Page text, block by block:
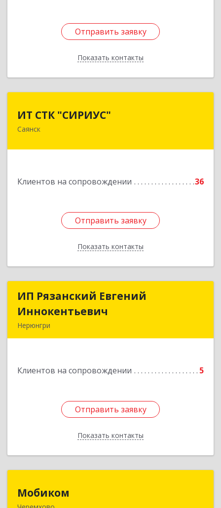
Отправить заявку
Показать контакты
Отправить заявку
Назад
ИТ СТК "СИРИУС"
Саянск
Клиентов на сопровождении 36
Отправить заявку
Показать контакты
666303, Иркутская обл, Саянск г, Юбилейный
Отправить заявку
Назад
ИП Рязанский Евгений
Иннокентьевич
Нерюнгри
Клиентов на сопровождении 5
Отправить заявку
Показать контакты
ИП Рязанский Евгений
Подробнее
Отправить заявку
Назад
Мобиком